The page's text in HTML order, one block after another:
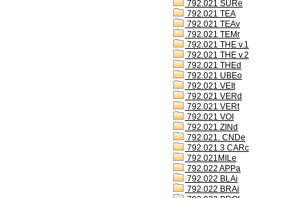
792.021 SURe
792.021 TEA
792.021 TEAv
792.021 TEMr
792.021 THE v.1
792.021 THE v.2
792.021 THEd
792.021 UBEo
792.021 VEIt
792.021 VERd
792.021 VERt
792.021 VOI
792.021 ZINd
792.021. CNDe
792.021.3 CARc
792.021MILe
792.022 APPa
792.022 BLAi
792.022 BRAi